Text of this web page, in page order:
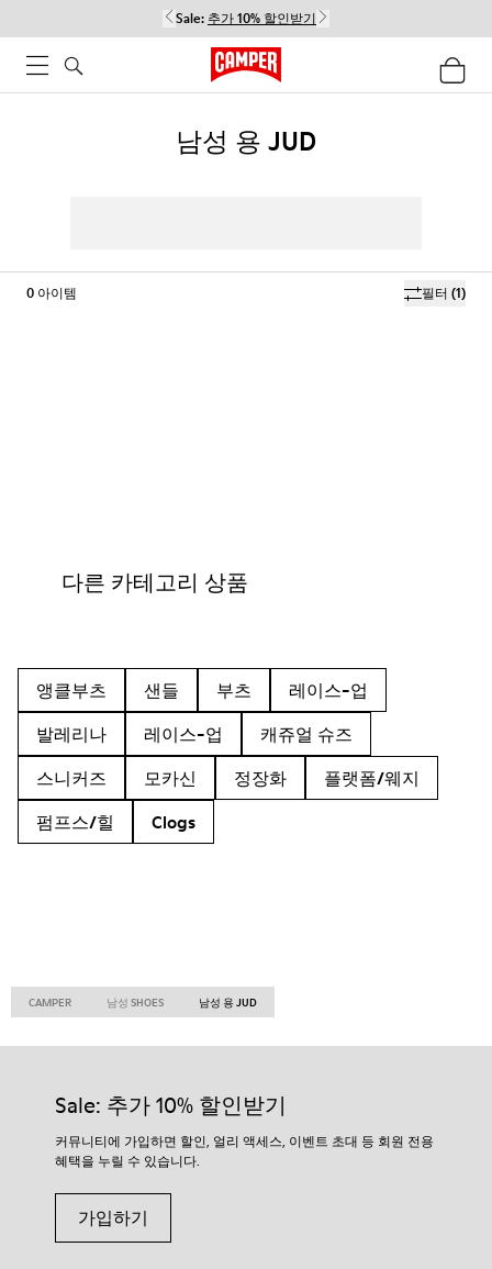
Sale: 추가 10% 할인받기
남성 용 JUD
필터 (1)
0 아이템
다른 카테고리 상품
앵클부츠 샌들 부츠
레이스-업
발레리나
레이스-업
캐쥬얼 슈즈
스니커즈
모카신 정장화
플랫폼/웨지
펌프스/힐
Clogs
CAMPER 남성 SHOES 남성 용 JUD
Sale: 추가 10% 할인받기
커뮤니티에 가입하면 할인, 얼리 액세스, 이벤트 초대 등 회원 전용
혜택을 누릴 수 있습니다.
가입하기